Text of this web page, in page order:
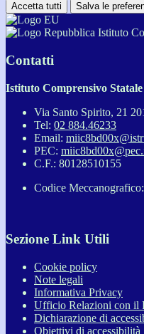
Accetta tutti Salva le
Istituto
Contatti
Istituto Comprensivo
Via Santo Spirito, 21
Tel: 02 884.46233
Email:
PEC:
C.F.: 80128510155
Codice
Sezione Link Utili
Cookie policy
Note legali
Informativa Privacy
Ufficio Relazioni con il
Dichiarazione di
Obiettivi di accessibilità